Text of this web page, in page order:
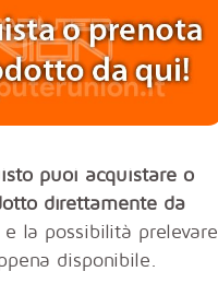
puoi acquistare o
direttamente da
la possibilità prelevare
disponibile.